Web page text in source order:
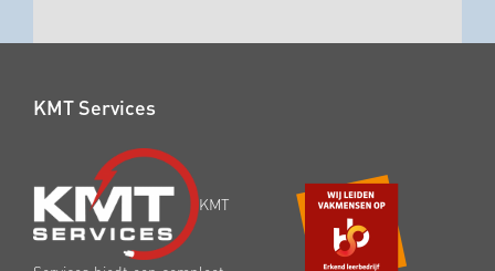
KMT Services
KMT